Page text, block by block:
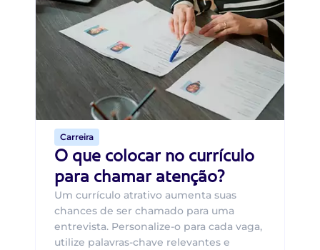
Carreira
O que colocar no currículo
para chamar atenção?
Um currículo atrativo aumenta suas
chances de ser chamado para uma
entrevista. Personalize-o para cada vaga,
utilize palavras-chave relevantes e